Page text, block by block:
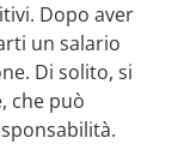
Dopo aver
un salario
Di solito, si
che può